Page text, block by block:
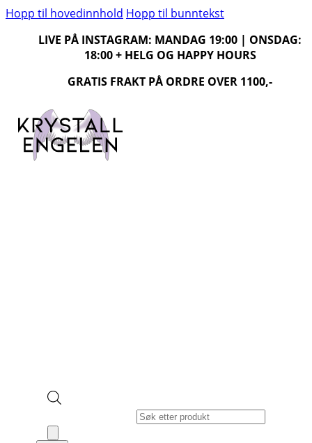
Hopp til hovedinnhold Hopp til bunntekst
LIVE PÅ INSTAGRAM: MANDAG 19:00 | ONSDAG:
18:00 + HELG OG HAPPY HOURS
GRATIS FRAKT PÅ ORDRE OVER 1100,-